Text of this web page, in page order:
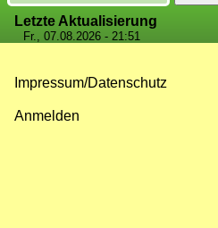
Letzte Aktualisierung
Fr., 07.08.2026 - 21:51
Impressum/Datenschutz
Anmelden